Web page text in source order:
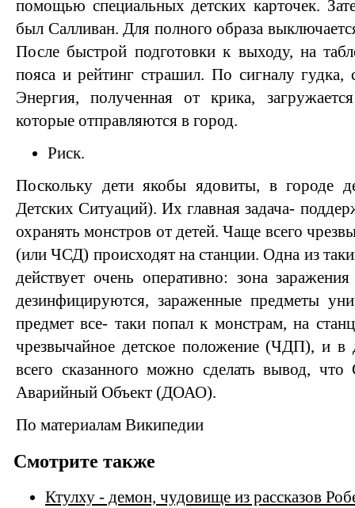
помощью специальных детских карточек.
был Салливан. Для полного образа
После быстрой подготовки к выходу, на
пояса и рейтинг страшил. По сигналу гудка,
Энергия, полученная от крика,
которые отправляются в город.
Риск.
Поскольку дети якобы ядовиты, в городе
Детских Ситуаций). Их главная задача-
охранять монстров от детей. Чаще всего
(или ЧСД) происходят на станции. Одна из
действует очень оперативно: зона
дезинфицируются, зараженные предметы
предмет все- таки попал к монстрам, на
чрезвычайное детское положение (ЧДП), и в
всего сказанного можно сделать вывод,
Аварийный Объект (ДОАО).
По материалам Википедии
Смотрите также
Ктулху - демон, чудовище из рассказов